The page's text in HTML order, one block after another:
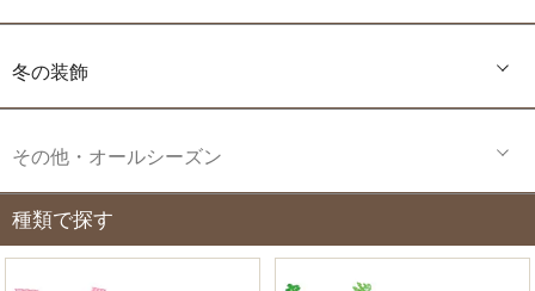
冬の装飾
その他・オールシーズン
種類で探す